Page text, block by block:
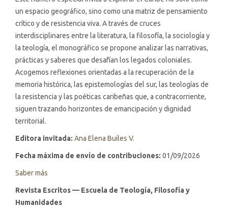
un espacio geográfico, sino como una matriz de pensamiento
crítico y de resistencia viva. A través de cruces
interdisciplinares entre la literatura, la filosofía, la sociología y
la teología, el monográfico se propone analizar las narrativas,
prácticas y saberes que desafían los legados coloniales.
Acogemos reflexiones orientadas a la recuperación de la
memoria histórica, las epistemologías del sur, las teologías de
la resistencia y las poéticas caribeñas que, a contracorriente,
siguen trazando horizontes de emancipación y dignidad
territorial.
Editora invitada: Ana Elena Builes V.
Fecha máxima de envío de contribuciones: 01/09/2026
Saber más
Revista Escritos — Escuela de Teología, Filosofía y
Humanidades